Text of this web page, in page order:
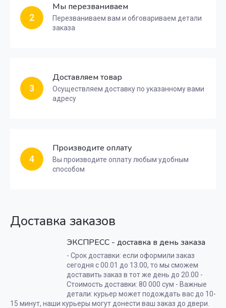
2
Мы перезваниваем
Перезваниваем вам и обговариваем детали
заказа
3
Доставляем товар
Осуществляем доставку по указанному вами
адресу
4
Производите оплату
Вы производите оплату любым удобным
способом
Доставка заказов
ЭКСПРЕСС - доставка в день заказа
- Срок доставки: если оформили заказ
сегодня с 00.01 до 13.00, то мы сможем
доставить заказ в тот же день до 20.00 -
Стоимость доставки: 80 000 сум - Важные
детали: курьер может подождать вас до 10-
15 минут, наши курьеры могут донести ваш заказ до двери.